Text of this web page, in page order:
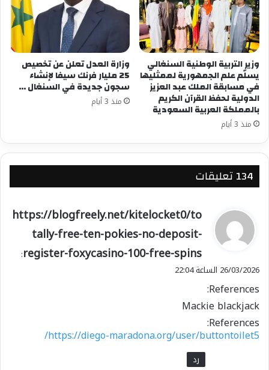
وزير التربية الوطنية السنغالي
يسلّم علم الجمهورية لممثليها
في مسابقة الملك عبد العزيز
الدولية لحفظ القرآن الكريم
بالمملكة العربية السعودية
منذ 3 أيام
وزارة العدل تعلن عن تخصيص
25 مليار فرنك سيفا لإنشاء
سجون جديدة في السنغال …
منذ 3 أيام
‫134 تعليقات
ي
و
ل
https://blogfreely.net/kitelocket0/to
tally-free-ten-pokies-no-deposit-
register-foxycasino-100-free-spins
:
26/03/2026 الساعة 22:04
References:
Mackie blackjack
References:
https://diego-maradona.org/user/buttontoilet5/
رد